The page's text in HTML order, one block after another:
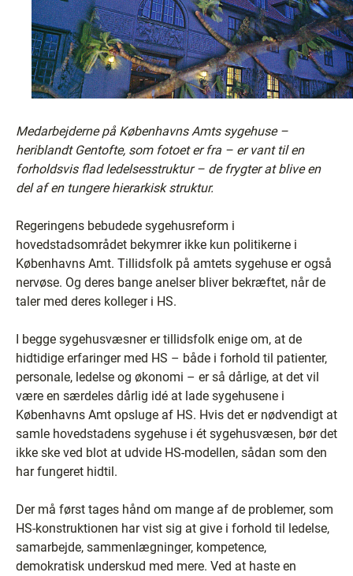
Medarbejderne på Københavns Amts sygehuse –
heriblandt Gentofte, som fotoet er fra – er vant til en
forholdsvis flad ledelsesstruktur – de frygter at blive en
del af en tungere hierarkisk struktur.
Regeringens bebudede sygehusreform i
hovedstadsområdet bekymrer ikke kun politikerne i
Københavns Amt. Tillidsfolk på amtets sygehuse er også
nervøse. Og deres bange anelser bliver bekræftet, når de
taler med deres kolleger i HS.
I begge sygehusvæsner er tillidsfolk enige om, at de
hidtidige erfaringer med HS – både i forhold til patienter,
personale, ledelse og økonomi – er så dårlige, at det vil
være en særdeles dårlig idé at lade sygehusene i
Københavns Amt opsluge af HS. Hvis det er nødvendigt at
samle hovedstadens sygehuse i ét sygehusvæsen, bør det
ikke ske ved blot at udvide HS-modellen, sådan som den
har fungeret hidtil.
Der må først tages hånd om mange af de problemer, som
HS-konstruktionen har vist sig at give i forhold til ledelse,
samarbejde, sammenlægninger, kompetence,
demokratisk underskud med mere. Ved at haste en